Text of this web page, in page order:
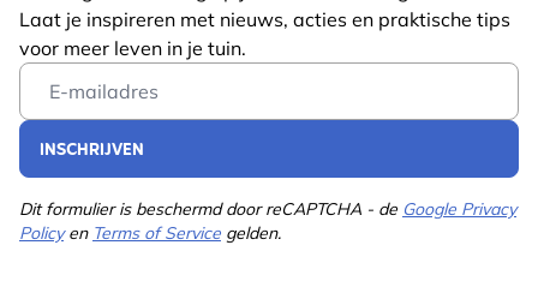
Laat je inspireren met nieuws, acties en praktische tips
voor meer leven in je tuin.
Email Address
INSCHRIJVEN
Dit formulier is beschermd door reCAPTCHA - de Google Privacy
Policyen Terms of Service gelden.